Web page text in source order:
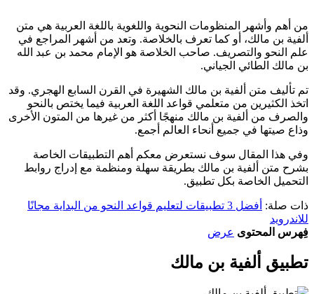
من أهم وأشهر المنظومات النحوية واللغوية باللغة العربية هي متن
ألفية بن مالك، أو كما تعرف بالخلاصة. وتعد من أشهر المراجع في
علم النحو والتصريف. صاحب الخلاصة هو الإمام محمد بن عبد الله
بن مالك الطائي الجياني.
تم تأليف متن ألفية بن مالك الشهيرة في القرن السابع الهجري. وقد
اتخذ الكثيرين من متعلمي قواعد اللغة العربية فيما يختص بالنحو
والصرف من ألفية بن مالك منهجًا أكثر من غيرها من المتون الأخرى
وذاع صيتها في جميع أنحاء العالم أجمع.
وفي هذا المقال سوف نستعرض معكم أهم التطبيقات الخاصة
بشرح متن ألفية بن مالك بطريقة سهلة ومنظمة مع إدراج روابط
التحميل الخاصة بكل تطبيق.
ذات صلة:
أفضل 3 تطبيقات لتعليم قواعد النحو من البداية مجانًا
للاندرويد
فِهرس المحتوى عرض
تطبيق ألفية بن مالك